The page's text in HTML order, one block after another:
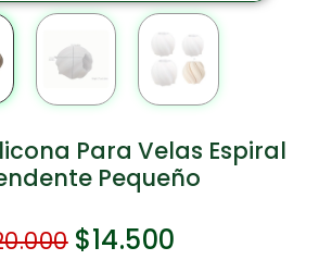
Para Velas Espiral
Pequeño
$14.500